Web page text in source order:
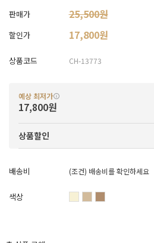
판매가 25,500원
할인가 17,800원
상품코드 CH-13773
예상 최저가
17,800원
상품할인
배송비 (조건) 배송비를 확인하세요
색상